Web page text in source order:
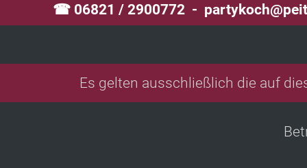
☎ 06821 / 2900772 -
Es gelten ausschließlich die auf